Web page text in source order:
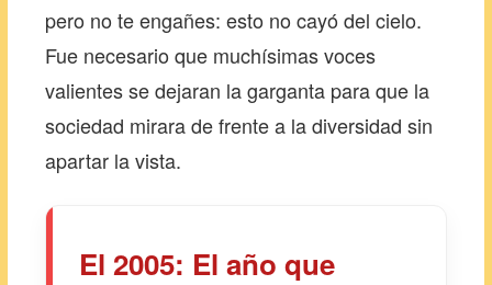
pero no te engañes: esto no cayó del cielo.
Fue necesario que muchísimas voces
valientes se dejaran la garganta para que la
sociedad mirara de frente a la diversidad sin
apartar la vista.
El 2005: El año que